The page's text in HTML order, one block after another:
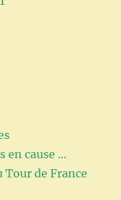
en cause …
de France